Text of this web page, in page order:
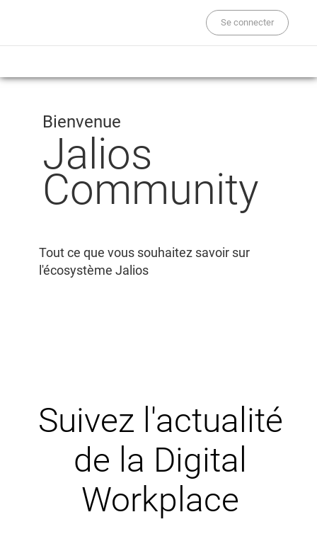
Se connecter
Bienvenue
Jalios
Community
Tout ce que vous souhaitez savoir sur
l'écosystème Jalios
Suivez l'actualité
de la Digital
Workplace